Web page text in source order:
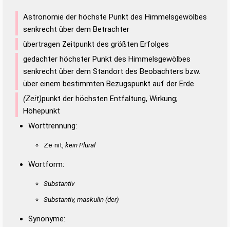
Astronomie der höchste Punkt des Himmelsgewölbes
senkrecht über dem Betrachter
übertragen Zeitpunkt des größten Erfolges
gedachter höchster Punkt des Himmelsgewölbes
senkrecht über dem Standort des Beobachters bzw.
über einem bestimmten Bezugspunkt auf der Erde
(Zeit)punkt der höchsten Entfaltung, Wirkung;
Höhepunkt
Worttrennung:
Ze·nit, kein Plural
Wortform:
Substantiv
Substantiv, maskulin(der)
Synonyme: